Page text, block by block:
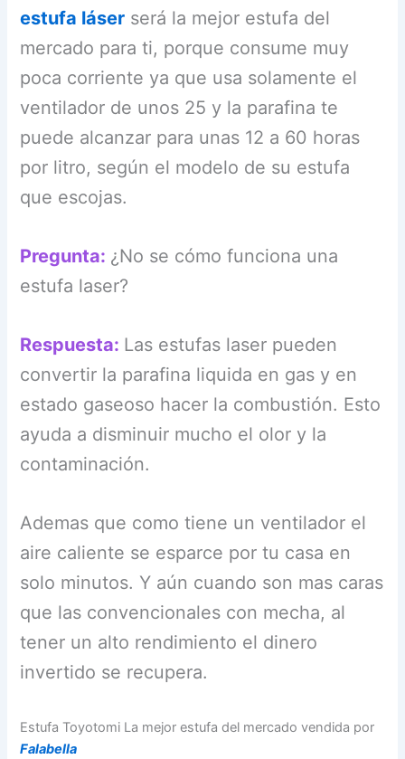
estufa láser será la mejor estufa del
mercado para ti, porque consume muy
poca corriente ya que usa solamente el
ventilador de unos 25 y la parafina te
puede alcanzar para unas 12 a 60 horas
por litro, según el modelo de su estufa
que escojas.
Pregunta: ¿No se cómo funciona una
estufa laser?
Respuesta: Las estufas laser pueden
convertir la parafina liquida en gas y en
estado gaseoso hacer la combustión. Esto
ayuda a disminuir mucho el olor y la
contaminación.
Ademas que como tiene un ventilador el
aire caliente se esparce por tu casa en
solo minutos. Y aún cuando son mas caras
que las convencionales con mecha, al
tener un alto rendimiento el dinero
invertido se recupera.
Estufa Toyotomi La mejor estufa del mercado vendida por
Falabella